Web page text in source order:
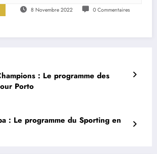
8 Novembre 2022 0 Commentaires
: Le programme des
Porto
: Le programme du Sporting en